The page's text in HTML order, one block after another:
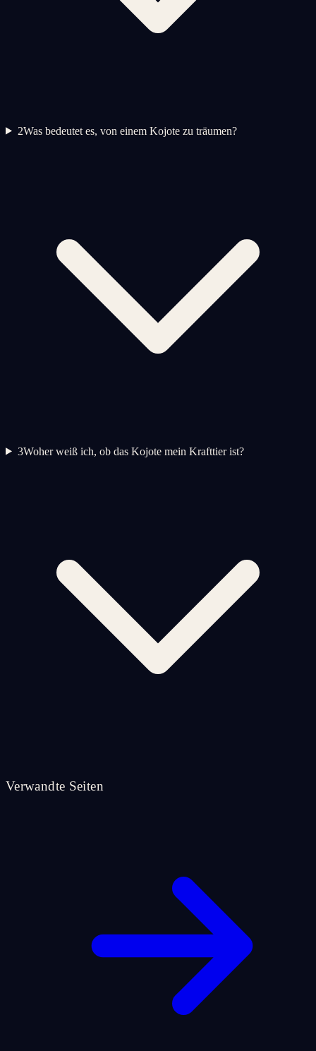
2Was bedeutet es, von einem Kojote zu träumen?
3Woher weiß ich, ob das Kojote mein Krafttier ist?
Verwandte Seiten